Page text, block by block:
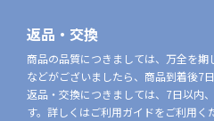
返品・交換
商品の品質につきましては、万全を
などがございましたら、商品到着後7
返品・交換につきましては、7日以内
す。詳しくはご利用ガイドをご利用く